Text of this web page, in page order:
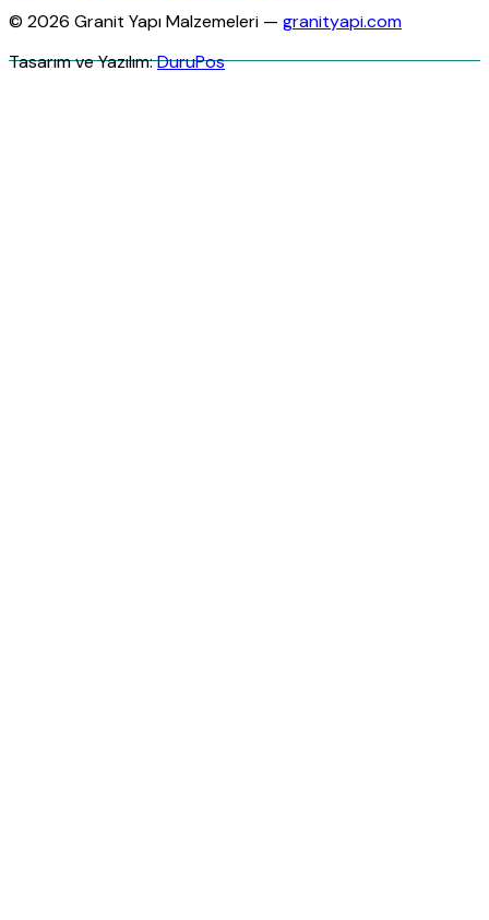
© 2026 Granit Yapı Malzemeleri — granityapi.com
Tasarım ve Yazılım:DuruPos